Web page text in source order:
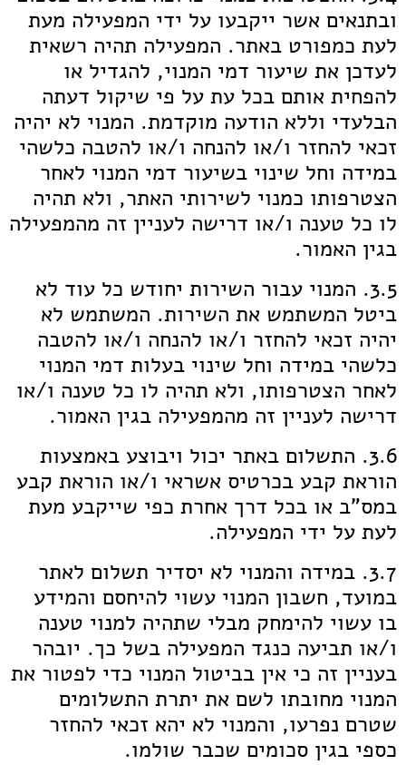
ובתנאים אשר ייקבעו על ידי המפעילה מעת
לעת כמפורט באתר. המפעילה תהיה רשאית
לעדכן את שיעור דמי המנוי, להגדיל או
להפחית אותם בכל עת על פי שיקול דעתה
הבלעדי וללא הודעה מוקדמת. המנוי לא יהיה
זכאי להחזר ו/או להנחה ו/או להטבה כלשהי
במידה וחל שינוי בשיעור דמי המנוי לאחר
הצטרפותו כמנוי לשירותי האתר, ולא תהיה
לו כל טענה ו/או דרישה לעניין זה מהמפעילה
בגין האמור.
3.5. המנוי עבור השירות יחודש כל עוד לא
ביטל המשתמש את השירות. המשתמש לא
יהיה זכאי להחזר ו/או להנחה ו/או להטבה
כלשהי במידה וחל שינוי בעלות דמי המנוי
לאחר הצטרפותו, ולא תהיה לו כל טענה ו/או
דרישה לעניין זה מהמפעילה בגין האמור.
3.6. התשלום באתר יכול ויבוצע באמצעות
הוראת קבע בכרטיס אשראי ו/או הוראת קבע
במס"ב או בכל דרך אחרת כפי שייקבע מעת
לעת על ידי המפעילה.
3.7. במידה והמנוי לא יסדיר תשלום לאתר
במועד, חשבון המנוי עשוי להיחסם והמידע
בו עשוי להימחק מבלי שתהיה למנוי טענה
ו/או תביעה כנגד המפעילה בשל כך. יובהר
בעניין זה כי אין בביטול המנוי כדי לפטור את
המנוי מחובתו לשם את יתרת התשלומים
שטרם נפרעו, והמנוי לא יהא זכאי להחזר
כספי בגין סכומים שכבר שולמו.